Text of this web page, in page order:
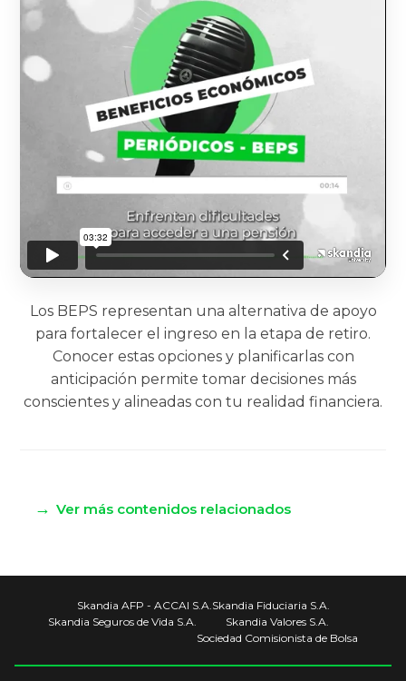
Los BEPS representan una alternativa de apoyo
para fortalecer el ingreso en la etapa de retiro.
Conocer estas opciones y planificarlas con
anticipación permite tomar decisiones más
conscientes y alineadas con tu realidad financiera.
→ Ver más contenidos relacionados
Skandia AFP - ACCAI S.A.Skandia Fiduciaria S.A.
Skandia Seguros de Vida S.A.
Skandia Valores S.A.
Sociedad Comisionista de Bolsa